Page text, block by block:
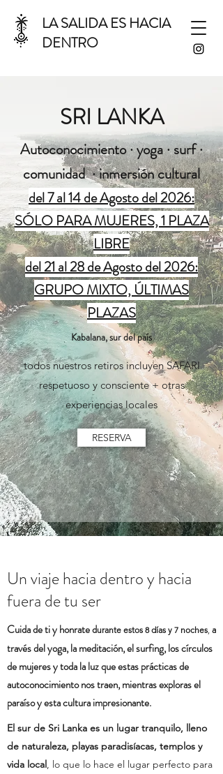
LA SALIDA ES HACIA
DENTRO
SRI LANKA
Autoconocimiento · yoga · surf ·
comunidad · inmersión cultural
del 7 al 14 de Agosto del 2026:
SÓLO PARA MUJERES, 1 PLAZA
LIBRE
del 21 al 28 de Agosto del 2026:
GRUPO MIXTO, ÚLTIMAS
PLAZAS
Kabalana, sur del país
todos nuestros retiros incluyen SAFARI
respetuoso y consciente + otras
experiencias locales
RESERVA
Un viaje hacia dentro y hacia
fuera de tu ser
Cuida de ti y honrate durante estos 8 días y 7 noches, a
través del yoga, la meditación, el surfing, los círculos
de mujeres y toda la luz que estas prácticas de
autoconocimiento nos traen, mientras exploras el
paraíso y esta cultura impresionante.
El sur de Sri Lanka es un lugar tranquilo, lleno
de naturaleza, playas paradisíacas, templos y
vida local, lo que lo hace el lugar perfecto para